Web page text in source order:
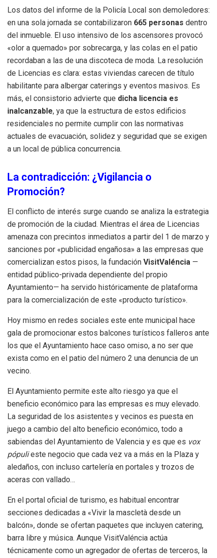
Los datos del informe de la Policía Local son demoledores:
en una sola jornada se contabilizaron 665 personas dentro
del inmueble. El uso intensivo de los ascensores provocó
«olor a quemado» por sobrecarga, y las colas en el patio
recordaban a las de una discoteca de moda. La resolución
de Licencias es clara: estas viviendas carecen de título
habilitante para albergar caterings y eventos masivos. Es
más, el consistorio advierte que dicha licencia es
inalcanzable, ya que la estructura de estos edificios
residenciales no permite cumplir con las normativas
actuales de evacuación, solidez y seguridad que se exigen
a un local de pública concurrencia.
La contradicción: ¿Vigilancia o
Promoción?
El conflicto de interés surge cuando se analiza la estrategia
de promoción de la ciudad. Mientras el área de Licencias
amenaza con precintos inmediatos a partir del 1 de marzo y
sanciones por «publicidad engañosa» a las empresas que
comercializan estos pisos, la fundación VisitValéncia —
entidad público-privada dependiente del propio
Ayuntamiento— ha servido históricamente de plataforma
para la comercialización de este «producto turístico».
Hoy mismo en redes sociales este ente municipal hace
gala de promocionar estos balcones turísticos falleros ante
los que el Ayuntamiento hace caso omiso, a no ser que
exista como en el patio del número 2 una denuncia de un
vecino.
El Ayuntamiento permite este alto riesgo ya que el
beneficio económico para las empresas es muy elevado.
La seguridad de los asistentes y vecinos es puesta en
juego a cambio del alto beneficio económico, todo a
sabiendas del Ayuntamiento de Valencia y es que es vox
pópulieste negocio que cada vez va a más en la Plaza y
aledaños, con incluso cartelería en portales y trozos de
aceras con vallado…
En el portal oficial de turismo, es habitual encontrar
secciones dedicadas a «Vivir la mascletà desde un
balcón», donde se ofertan paquetes que incluyen catering,
barra libre y música. Aunque VisitValéncia actúa
técnicamente como un agregador de ofertas de terceros, la